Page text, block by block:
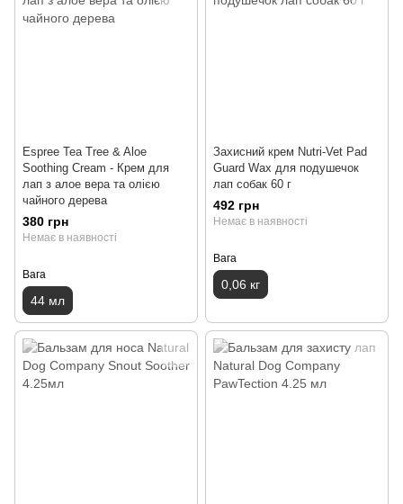
Espree Tea Tree & Aloe
Soothing Cream - Крем для
лап з алое вера та олією
чайного дерева
380 грн
Немає в наявності
Вага
44 мл
Захисний крем Nutri-Vet Pad
Guard Wax для подушечок
лап собак 60 г
492 грн
Немає в наявності
Вага
0,06 кг